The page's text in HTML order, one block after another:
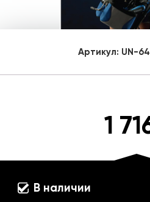
Артикул: UN-
1
В наличии